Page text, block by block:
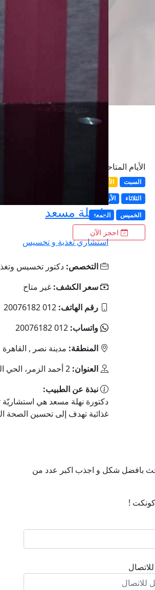
الأيام المتاحة
السبت الأحد
الثلاثاء
الأربعاء
الخميس
الجمعة
احجز الآن
د/نهلة مسعد
استشاري تغذية و تخسيس
التخصص: دكتور تخسيس
سعر الكشف: غير متاح
رقم الهاتف: 012 20076182
واتساب: 012 20076182
المنطقة: مدينة نصر , القاهرة
العنوان: 2 أحمد الزمر، الحي العاشر، مدينة نصر، محافظة القاهرة‬
نبذة عن الطبيب:
دكتورة نهلة مسعد هي
غذائية تهدف إلى تحسين الصحة
بافضل شكل و اجذب اكبر عدد من
!